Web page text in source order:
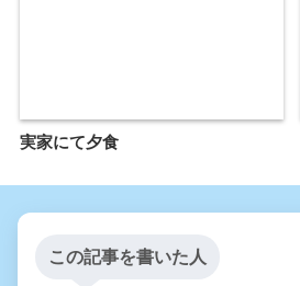
実家にて夕食
この記事を書いた人